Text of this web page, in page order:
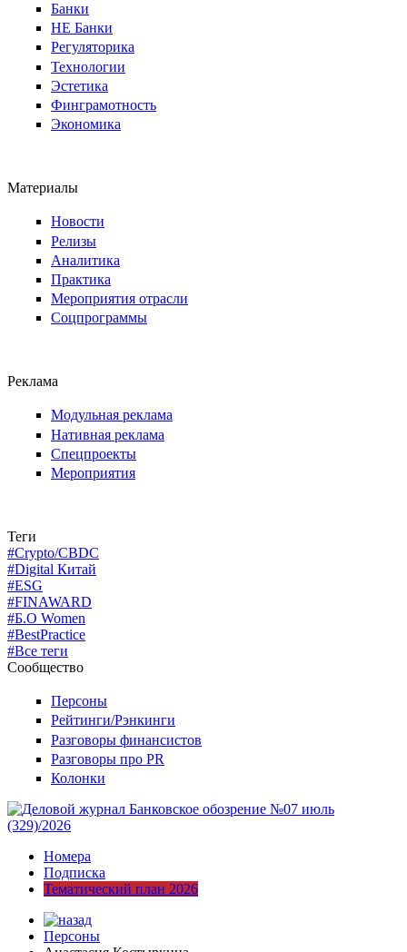
Банки
НЕ Банки
Регуляторика
Технологии
Эстетика
Финграмотность
Экономика
Материалы
Новости
Релизы
Аналитика
Практика
Мероприятия отрасли
Соцпрограммы
Реклама
Модульная реклама
Нативная реклама
Спецпроекты
Мероприятия
Теги
#Crypto/CBDC
#Digital Китай
#ESG
#FINAWARD
#Б.О Women
#BestPractice
#Все теги
Сообщество
Персоны
Рейтинги/Рэнкинги
Разговоры финансистов
Разговоры про PR
Колонки
Номера
Подписка
Тематический план 2026
Персоны